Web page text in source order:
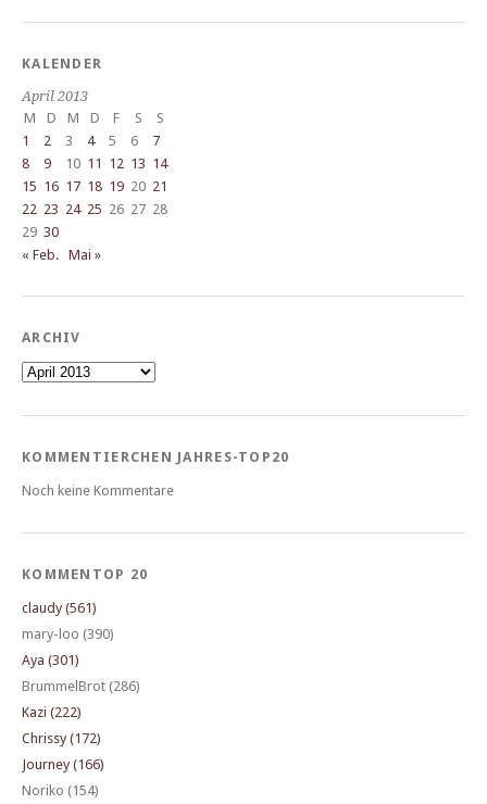
KALENDER
April 2013
M
D M D F S
S
1
2 3 4 5 6
7
8
9 10 11 12 13 14
15 16 17 18 19 20 21
22 23 24 25 26 27 28
29 30
« Feb. Mai »
ARCHIV
Archiv
KOMMENTIERCHEN JAHRES-TOP20
Noch keine Kommentare
KOMMENTOP 20
claudy (561)
mary-loo (390)
Aya (301)
BrummelBrot (286)
Kazi (222)
Chrissy (172)
Journey (166)
Noriko (154)